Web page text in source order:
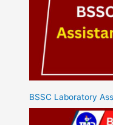
BSSC Laboratory